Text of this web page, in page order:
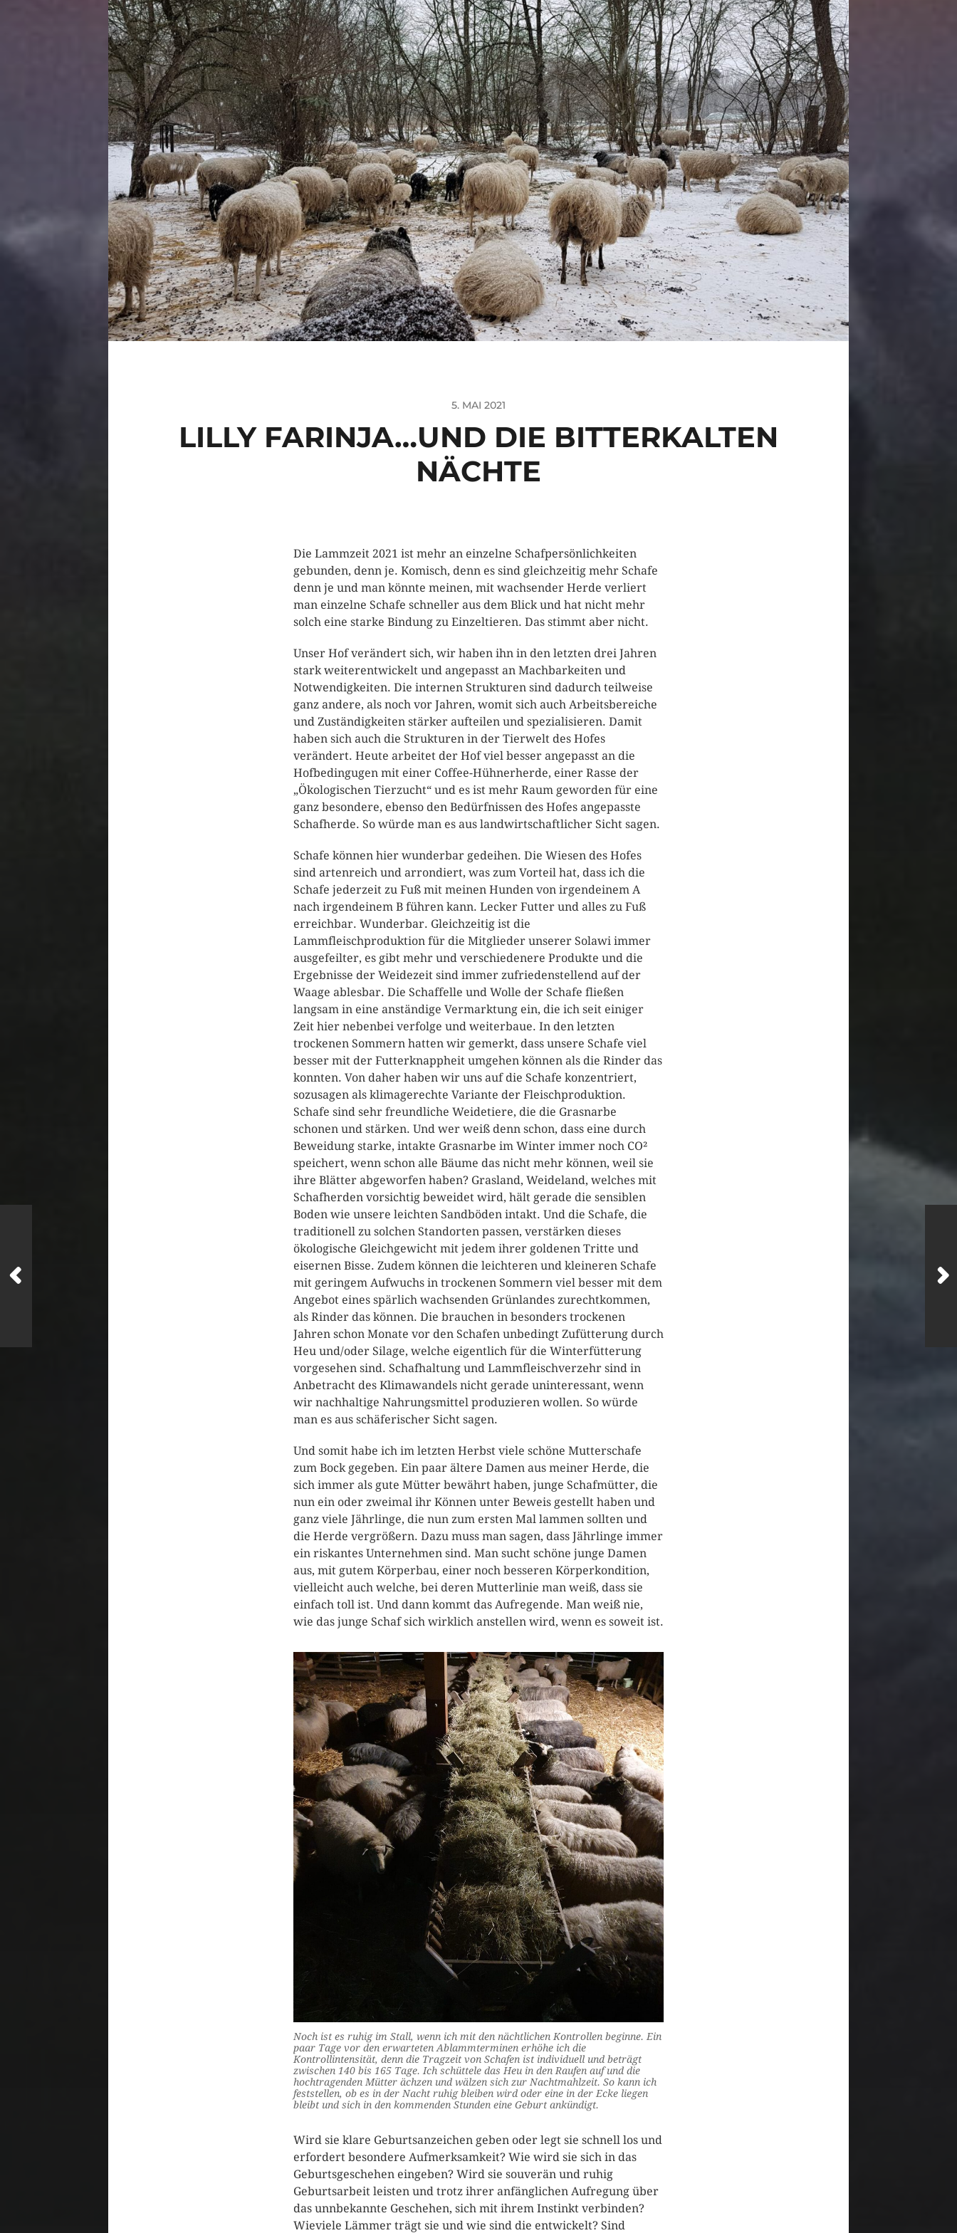
5. MAI 2021
LILLY FARINJA…UND DIE BITTERKALTEN
NÄCHTE
Die Lammzeit 2021 ist mehr an einzelne Schafpersönlichkeiten
gebunden, denn je. Komisch, denn es sind gleichzeitig mehr Schafe
denn je und man könnte meinen, mit wachsender Herde verliert
man einzelne Schafe schneller aus dem Blick und hat nicht mehr
solch eine starke Bindung zu Einzeltieren. Das stimmt aber nicht.
Unser Hof verändert sich, wir haben ihn in den letzten drei Jahren
stark weiterentwickelt und angepasst an Machbarkeiten und
Notwendigkeiten. Die internen Strukturen sind dadurch teilweise
ganz andere, als noch vor Jahren, womit sich auch Arbeitsbereiche
und Zuständigkeiten stärker aufteilen und spezialisieren. Damit
haben sich auch die Strukturen in der Tierwelt des Hofes
verändert. Heute arbeitet der Hof viel besser angepasst an die
Hofbedingugen mit einer Coffee-Hühnerherde, einer Rasse der
„Ökologischen Tierzucht“ und es ist mehr Raum geworden für eine
ganz besondere, ebenso den Bedürfnissen des Hofes angepasste
Schafherde. So würde man es aus landwirtschaftlicher Sicht sagen.
Schafe können hier wunderbar gedeihen. Die Wiesen des Hofes
sind artenreich und arrondiert, was zum Vorteil hat, dass ich die
Schafe jederzeit zu Fuß mit meinen Hunden von irgendeinem A
nach irgendeinem B führen kann. Lecker Futter und alles zu Fuß
erreichbar. Wunderbar. Gleichzeitig ist die
Lammfleischproduktion für die Mitglieder unserer Solawi immer
ausgefeilter, es gibt mehr und verschiedenere Produkte und die
Ergebnisse der Weidezeit sind immer zufriedenstellend auf der
Waage ablesbar. Die Schaffelle und Wolle der Schafe fließen
langsam in eine anständige Vermarktung ein, die ich seit einiger
Zeit hier nebenbei verfolge und weiterbaue. In den letzten
trockenen Sommern hatten wir gemerkt, dass unsere Schafe viel
besser mit der Futterknappheit umgehen können als die Rinder das
konnten. Von daher haben wir uns auf die Schafe konzentriert,
sozusagen als klimagerechte Variante der Fleischproduktion.
Schafe sind sehr freundliche Weidetiere, die die Grasnarbe
schonen und stärken. Und wer weiß denn schon, dass eine durch
Beweidung starke, intakte Grasnarbe im Winter immer noch CO²
speichert, wenn schon alle Bäume das nicht mehr können, weil sie
ihre Blätter abgeworfen haben? Grasland, Weideland, welches mit
Schafherden vorsichtig beweidet wird, hält gerade die sensiblen
Boden wie unsere leichten Sandböden intakt. Und die Schafe, die
traditionell zu solchen Standorten passen, verstärken dieses
ökologische Gleichgewicht mit jedem ihrer goldenen Tritte und
eisernen Bisse. Zudem können die leichteren und kleineren Schafe
mit geringem Aufwuchs in trockenen Sommern viel besser mit dem
Angebot eines spärlich wachsenden Grünlandes zurechtkommen,
als Rinder das können. Die brauchen in besonders trockenen
Jahren schon Monate vor den Schafen unbedingt Zufütterung durch
Heu und/oder Silage, welche eigentlich für die Winterfütterung
vorgesehen sind. Schafhaltung und Lammfleischverzehr sind in
Anbetracht des Klimawandels nicht gerade uninteressant, wenn
wir nachhaltige Nahrungsmittel produzieren wollen. So würde
man es aus schäferischer Sicht sagen.
Und somit habe ich im letzten Herbst viele schöne Mutterschafe
zum Bock gegeben. Ein paar ältere Damen aus meiner Herde, die
sich immer als gute Mütter bewährt haben, junge Schafmütter, die
nun ein oder zweimal ihr Können unter Beweis gestellt haben und
ganz viele Jährlinge, die nun zum ersten Mal lammen sollten und
die Herde vergrößern. Dazu muss man sagen, dass Jährlinge immer
ein riskantes Unternehmen sind. Man sucht schöne junge Damen
aus, mit gutem Körperbau, einer noch besseren Körperkondition,
vielleicht auch welche, bei deren Mutterlinie man weiß, dass sie
einfach toll ist. Und dann kommt das Aufregende. Man weiß nie,
wie das junge Schaf sich wirklich anstellen wird, wenn es soweit ist.
Noch ist es ruhig im Stall, wenn ich mit den nächtlichen Kontrollen beginne. Ein
paar Tage vor den erwarteten Ablammterminen erhöhe ich die
Kontrollintensität, denn die Tragzeit von Schafen ist individuell und beträgt
zwischen 140 bis 165 Tage. Ich schüttele das Heu in den Raufen auf und die
hochtragenden Mütter ächzen und wälzen sich zur Nachtmahlzeit. So kann ich
feststellen, ob es in der Nacht ruhig bleiben wird oder eine in der Ecke liegen
bleibt und sich in den kommenden Stunden eine Geburt ankündigt.
Wird sie klare Geburtsanzeichen geben oder legt sie schnell los und
erfordert besondere Aufmerksamkeit? Wie wird sie sich in das
Geburtsgeschehen eingeben? Wird sie souverän und ruhig
Geburtsarbeit leisten und trotz ihrer anfänglichen Aufregung über
das unnbekannte Geschehen, sich mit ihrem Instinkt verbinden?
Wieviele Lämmer trägt sie und wie sind die entwickelt? Sind